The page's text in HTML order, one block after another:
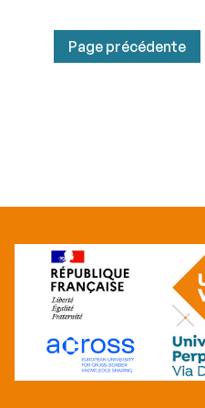
Page précédente